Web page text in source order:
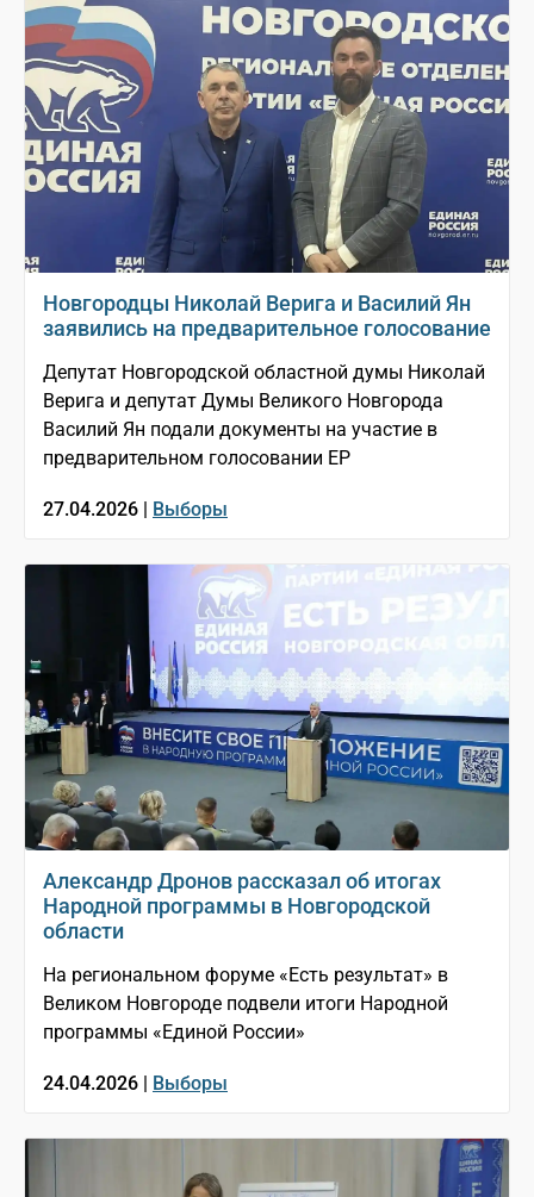
Новгородцы Николай Верига и Василий Ян
заявились на предварительное голосование
Депутат Новгородской областной думы Николай
Верига и депутат Думы Великого Новгорода
Василий Ян подали документы на участие в
предварительном голосовании ЕР
27.04.2026 | Выборы
Александр Дронов рассказал об итогах
Народной программы в Новгородской
области
На региональном форуме «Есть результат» в
Великом Новгороде подвели итоги Народной
программы «Единой России»
24.04.2026 | Выборы